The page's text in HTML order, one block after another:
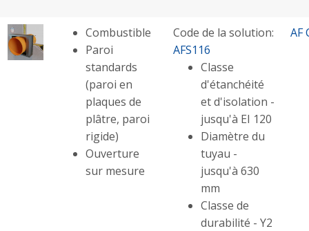
Combustible
Paroi
standards
(paroi en
plaques de
plâtre, paroi
rigide)
Ouverture
sur mesure
Code de la solution:
AFS116
Classe
d'étanchéité
et d'isolation -
jusqu'à EI 120
Diamètre du
tuyau -
jusqu'à 630
mm
Classe de
durabilité - Y2
AF